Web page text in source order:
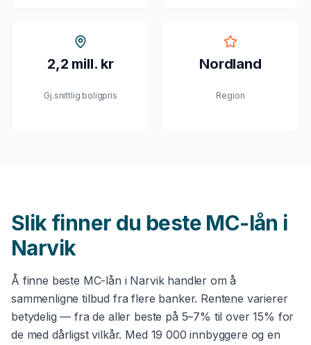
2,2 mill. kr
Gj.snittlig boligpris
Nordland
Region
Slik finner du beste MC-lån i
Narvik
Å finne beste MC-lån i Narvikhandler om å
sammenligne tilbud fra flere banker. Rentene varierer
betydelig — fra de aller beste på 5–7% til over 15% for
de med dårligst vilkår. Med 19 000 innbyggere og en